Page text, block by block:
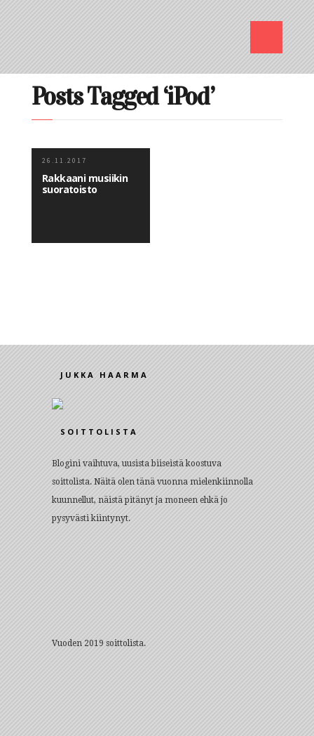
Posts Tagged ‘iPod’
26.11.2017
Rakkaani musiikin
suoratoisto
JUKKA HAARMA
SOITTOLISTA
Blogini vaihtuva, uusista biiseistä koostuva
soittolista. Näitä olen tänä vuonna mielenkiinnolla
kuunnellut, näistä pitänyt ja moneen ehkä jo
pysyvästi kiintynyt.
Vuoden 2019 soittolista.